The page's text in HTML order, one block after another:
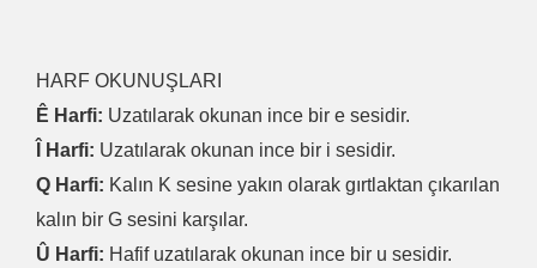
HARF OKUNUŞLARI
Ê Harfi: Uzatılarak okunan ince bir e sesidir.
Î Harfi: Uzatılarak okunan ince bir i sesidir.
Q Harfi: Kalın K sesine yakın olarak gırtlaktan çıkarılan
kalın bir G sesini karşılar.
Û Harfi: Hafif uzatılarak okunan ince bir u sesidir.